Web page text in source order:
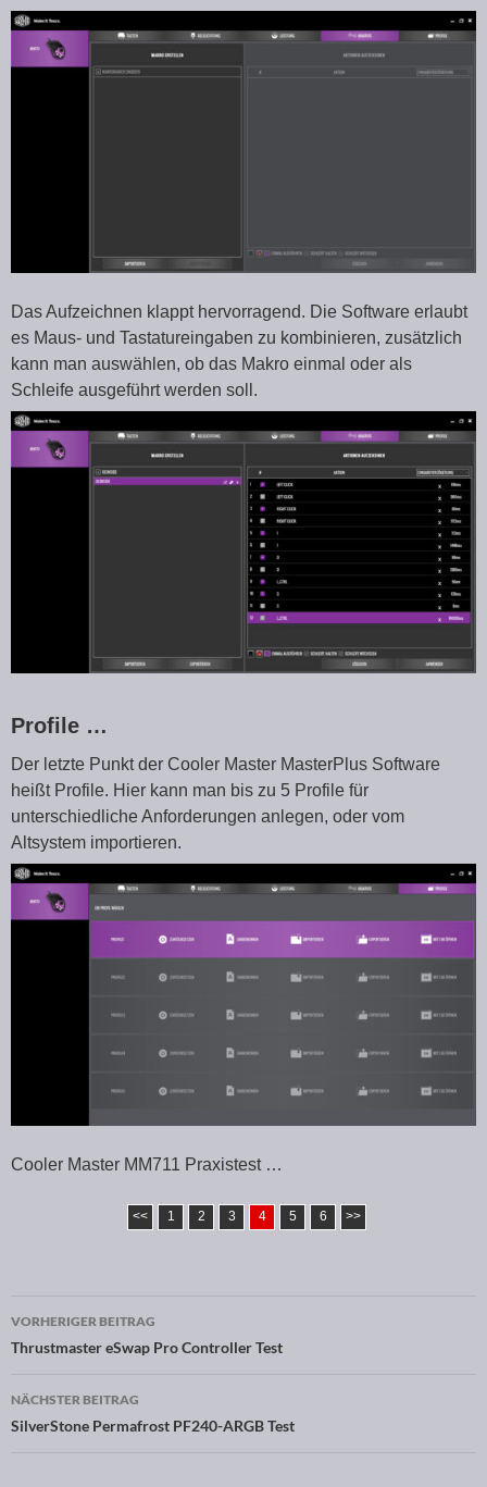
Das Aufzeichnen klappt hervorragend. Die Software erlaubt
es Maus- und Tastatureingaben zu kombinieren, zusätzlich
kann man auswählen, ob das Makro einmal oder als
Schleife ausgeführt werden soll.
Profile …
Der letzte Punkt der Cooler Master MasterPlus Software
heißt Profile. Hier kann man bis zu 5 Profile für
unterschiedliche Anforderungen anlegen, oder vom
Altsystem importieren.
Cooler Master MM711 Praxistest …
<< 1 2 3 4 5 6 >>
Beitragsnavigation
VORHERIGER BEITRAG
Thrustmaster eSwap Pro Controller Test
NÄCHSTER BEITRAG
SilverStone Permafrost PF240-ARGB Test